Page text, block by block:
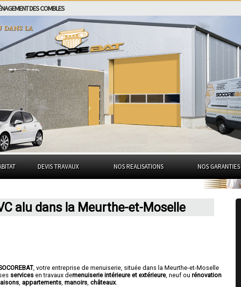
DES COMBLES
dans la
DEVIS TRAVAUX NOS REALISATIONS NOS GARANTIES
alu dans la Meurthe-et-Moselle
,votre entreprise de menuiserie , située dans la Meurthe-et-Moselle
services en travaux demenuiserie intérieure et extérieure , neuf ourénovation
appartements ,manoirs ,châteaux.